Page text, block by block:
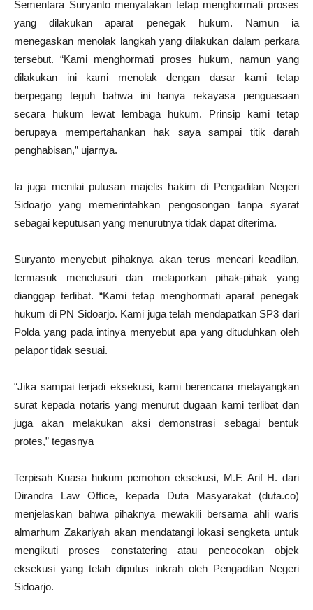
Sementara Suryanto menyatakan tetap menghormati proses
yang dilakukan aparat penegak hukum. Namun ia
menegaskan menolak langkah yang dilakukan dalam perkara
tersebut. “Kami menghormati proses hukum, namun yang
dilakukan ini kami menolak dengan dasar kami tetap
berpegang teguh bahwa ini hanya rekayasa penguasaan
secara hukum lewat lembaga hukum. Prinsip kami tetap
berupaya mempertahankan hak saya sampai titik darah
penghabisan,” ujarnya.
Ia juga menilai putusan majelis hakim di Pengadilan Negeri
Sidoarjo yang memerintahkan pengosongan tanpa syarat
sebagai keputusan yang menurutnya tidak dapat diterima.
Suryanto menyebut pihaknya akan terus mencari keadilan,
termasuk menelusuri dan melaporkan pihak-pihak yang
dianggap terlibat. “Kami tetap menghormati aparat penegak
hukum di PN Sidoarjo. Kami juga telah mendapatkan SP3 dari
Polda yang pada intinya menyebut apa yang dituduhkan oleh
pelapor tidak sesuai.
“Jika sampai terjadi eksekusi, kami berencana melayangkan
surat kepada notaris yang menurut dugaan kami terlibat dan
juga akan melakukan aksi demonstrasi sebagai bentuk
protes,” tegasnya
Terpisah Kuasa hukum pemohon eksekusi, M.F. Arif H. dari
Dirandra Law Office, kepada Duta Masyarakat (duta.co)
menjelaskan bahwa pihaknya mewakili bersama ahli waris
almarhum Zakariyah akan mendatangi lokasi sengketa untuk
mengikuti proses constatering atau pencocokan objek
eksekusi yang telah diputus inkrah oleh Pengadilan Negeri
Sidoarjo.